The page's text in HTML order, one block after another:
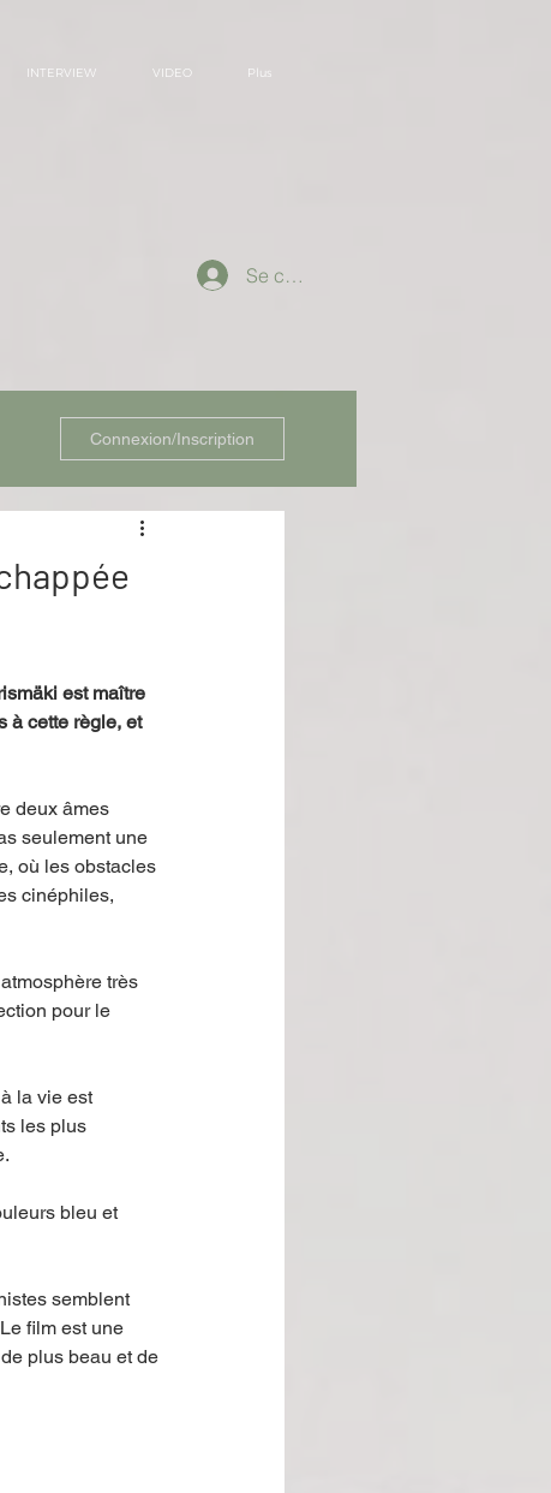
INTERVIEW VIDEO Plus
Se connecter
Connexion/Inscription
est maître
à cette règle, et
deux âmes
seulement une
où les obstacles
cinéphiles,
très
pour le
la vie est
les plus
bleu et
semblent
film est une
plus beau et de